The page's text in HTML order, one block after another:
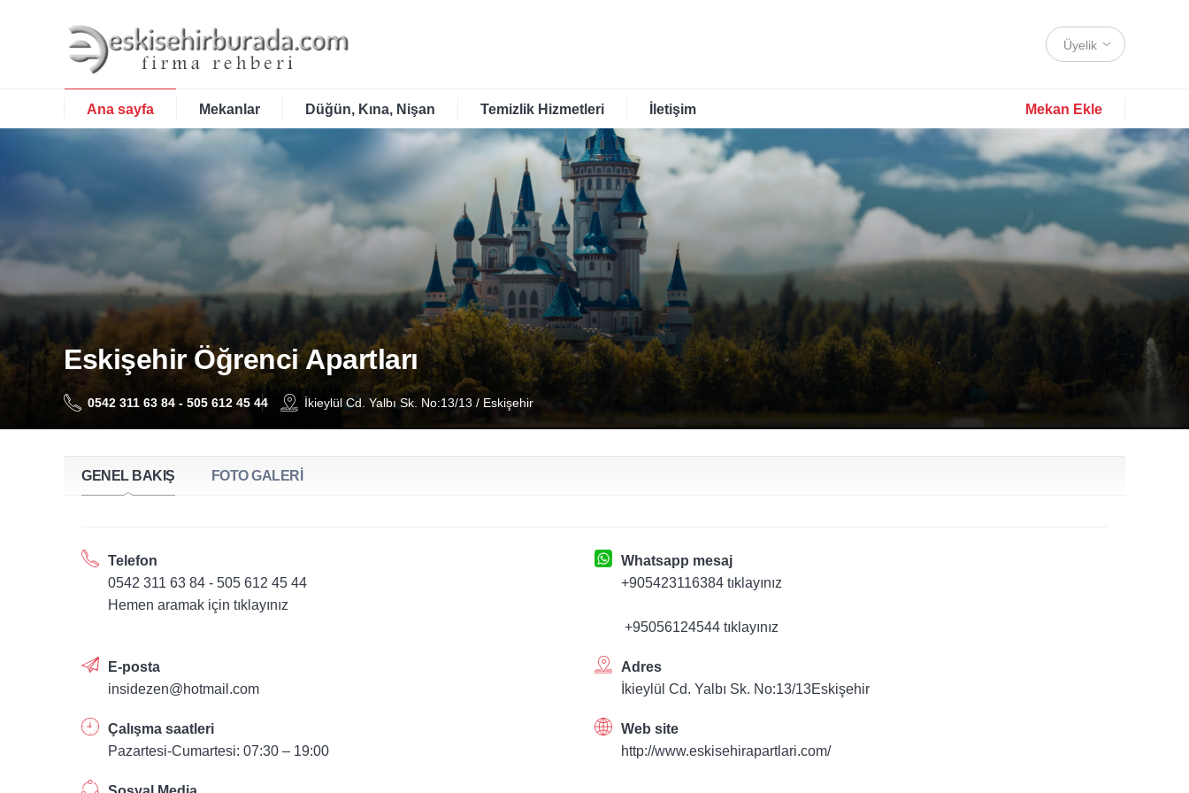
Üyelik
Ana sayfa Mekanlar Düğün, Kına, Nişan Temizlik Hizmetleri İletişim Mekan Ekle
Eskişehir Öğrenci Apartları
0542 311 63 84 - 505 612 45 44 İkieylül Cd. Yalbı Sk. No:13/13 / Eskişehir
GENEL BAKIŞ FOTO GALERİ
Telefon
0542 311 63 84 - 505 612 45 44
Hemen aramak için tıklayınız
Whatsapp mesaj
+905423116384 tıklayınız
+95056124544 tıklayınız
E-posta
insidezen@hotmail.com
Adres
İkieylül Cd. Yalbı Sk. No:13/13Eskişehir
Çalışma saatleri
Pazartesi-Cumartesi: 07:30 – 19:00
Web site
http://www.eskisehirapartlari.com/